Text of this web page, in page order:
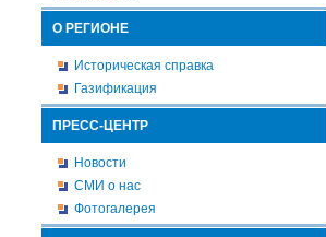
О РЕГИОНЕ
Историческая справка
Газификация
ПРЕСС-ЦЕНТР
Новости
СМИ о нас
Фотогалерея